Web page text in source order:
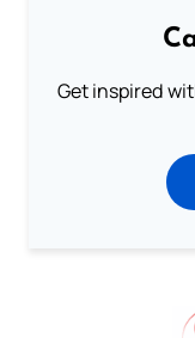
Get inspired